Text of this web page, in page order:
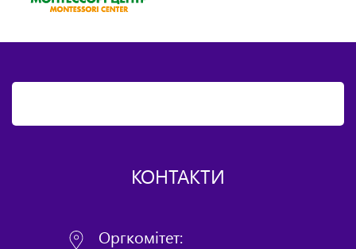
КОНТАКТИ
Оргкомітет: